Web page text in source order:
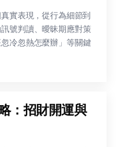
實表現，從行為細節到
號判讀、曖昧期應對策
冷忽熱怎麼辦」等關鍵
：招財開運與